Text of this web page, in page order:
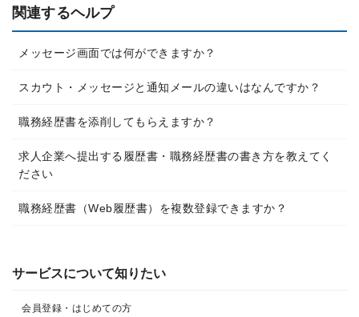
サービスについて知りたい
会員登録・はじめての方
関連するヘルプ
メッセージ画面では何ができますか？
スカウト・メッセージと通知メールの違いはなんですか？
職務経歴書を添削してもらえますか？
求人企業へ提出する履歴書・職務経歴書の書き方を教えてく
ださい
職務経歴書（Web履歴書）を複数登録できますか？